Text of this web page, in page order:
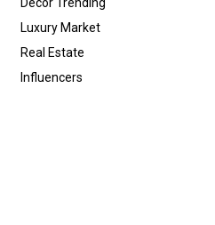
Luxury Market
Real Estate
Influencers